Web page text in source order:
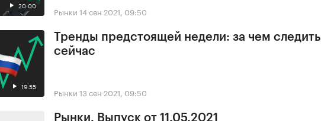
20:00 Рынки 14 сен 2021, 09:50
19:55
Тренды предстоящей недели: за чем следить
сейчас
Рынки 13 сен 2021, 09:50
Рынки. Выпуск от 11.05.2021